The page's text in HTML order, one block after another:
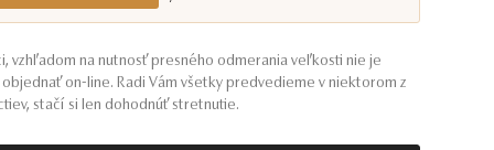
vzhľadom na nutnosť presného odmerania veľkosti nie je
on-line. Radi Vám všetky predvedieme v niektorom z
stačí si len dohodnúť stretnutie.